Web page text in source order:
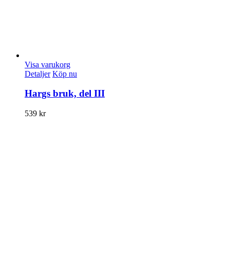
Visa varukorg
Detaljer Köp nu
Hargs bruk, del III
539 kr